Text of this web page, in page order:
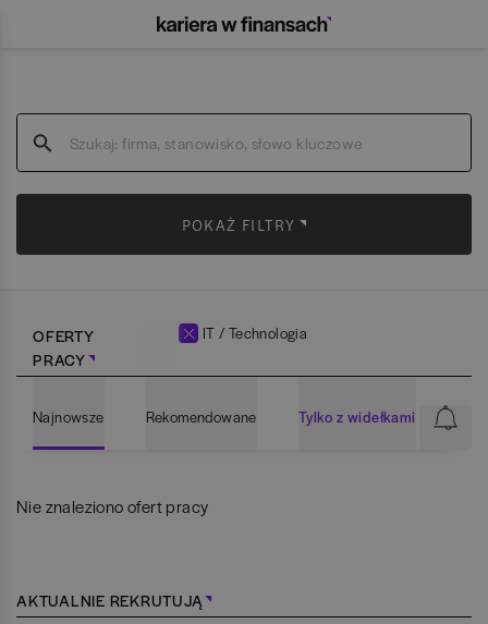
POKAŻ FILTRY
OFERTY
PRACY
IT / Technologia
Najnowsze Rekomendowane Tylko z widełkami
Nie znaleziono ofert pracy
AKTUALNIE REKRUTUJĄ